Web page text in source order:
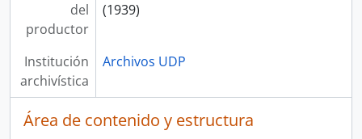
del
productor
(1939)
Institución
archivística
Archivos UDP
Área de contenido y estructura